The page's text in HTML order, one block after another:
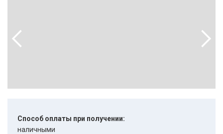
Способ оплаты при получении:
наличными